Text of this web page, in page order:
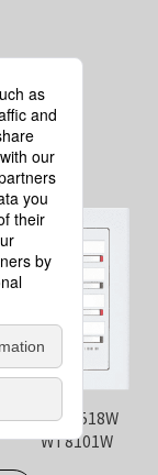
WRT5518W
WT8101W